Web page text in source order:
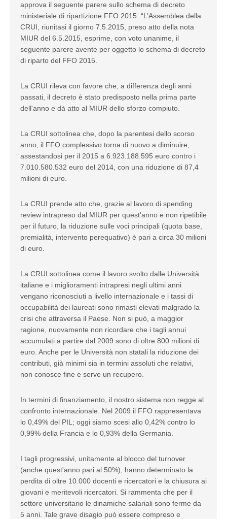
approva il seguente parere sullo schema di decreto
ministeriale di ripartizione FFO 2015: “L’Assemblea della
CRUI, riunitasi il giorno 7.5.2015, preso atto della nota
MIUR del 6.5.2015, esprime, con voto unanime, il
seguente parere avente per oggetto lo schema di decreto
di riparto del FFO 2015.
La CRUI rileva con favore che, a differenza degli anni
passati, il decreto è stato predisposto nella prima parte
dell'anno e dà atto al MIUR dello sforzo compiuto.
La CRUI sottolinea che, dopo la parentesi dello scorso
anno, il FFO complessivo torna di nuovo a diminuire,
assestandosi per il 2015 a 6.923.188.595 euro contro i
7.010.580.532 euro del 2014, con una riduzione di 87,4
milioni di euro.
La CRUI prende atto che, grazie al lavoro di spending
review intrapreso dal MIUR per quest'anno e non ripetibile
per il futuro, la riduzione sulle voci principali (quota base,
premialità, intervento perequativo) è pari a circa 30 milioni
di euro.
La CRUI sottolinea come il lavoro svolto dalle Università
italiane e i miglioramenti intrapresi negli ultimi anni
vengano riconosciuti a livello internazionale e i tassi di
occupabilità dei laureati sono rimasti elevati malgrado la
crisi che attraversa il Paese. Non si può, a maggior
ragione, nuovamente non ricordare che i tagli annui
accumulati a partire dal 2009 sono di oltre 800 milioni di
euro. Anche per le Università non statali la riduzione dei
contributi, già minimi sia in termini assoluti che relativi,
non conosce fine e serve un recupero.
In termini di finanziamento, il nostro sistema non regge al
confronto internazionale. Nel 2009 il FFO rappresentava
lo 0,49% del PIL; oggi siamo scesi allo 0,42% contro lo
0,99% della Francia e lo 0,93% della Germania.
I tagli progressivi, unitamente al blocco del turnover
(anche quest'anno pari al 50%), hanno determinato la
perdita di oltre 10.000 docenti e ricercatori e la chiusura ai
giovani e meritevoli ricercatori. Si rammenta che per il
settore universitario le dinamiche salariali sono ferme da
5 anni. Tale grave disagio può essere compreso e